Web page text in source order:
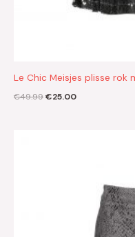
Le Chic Meisjes plisse
€49.99€25.00